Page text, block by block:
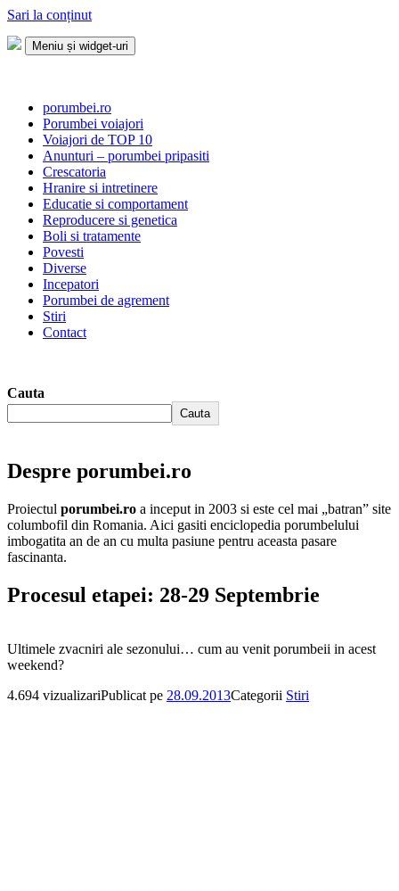
Sari la conținut
Meniu și widget-uri
porumbei.ro
Porumbei voiajori
Voiajori de TOP 10
Anunturi – porumbei pripasiti
Crescatoria
Hranire si intretinere
Educatie si comportament
Reproducere si genetica
Boli si tratamente
Povesti
Diverse
Incepatori
Porumbei de agrement
Stiri
Contact
Cauta
Cauta
Despre porumbei.ro
Proiectul porumbei.ro a inceput in 2003 si este cel mai „batran” site
columbofil din Romania. Aici gasiti enciclopedia porumbelului
imbogatita an de an cu multa pasiune pentru aceasta pasare
fascinanta.
Procesul etapei: 28-29 Septembrie
Ultimele zvacniri ale sezonului… cum au venit porumbeii in acest
weekend?
4.694 vizualizariPublicat pe 28.09.2013Categorii Stiri